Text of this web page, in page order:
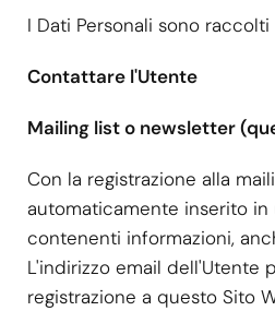
I Dati Personali sono
Contattare l'Utente
Mailing list o newsletter
Con la registrazione alla
automaticamente inserito in
contenenti informazioni,
L'indirizzo email dell'Utente
registrazione a questo Sito